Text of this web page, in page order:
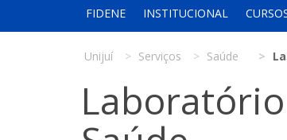
FIDENE INSTITUCIONAL
Unijuí Serviços Saúde